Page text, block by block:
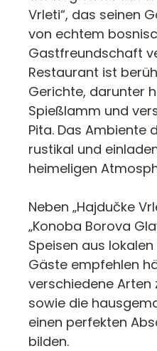
Vrleti“, das seinen
von echtem
Gastfreundschaft
Restaurant ist
Gerichte, darunter
Spießlamm und
Pita. Das Ambiente
rustikal und
heimeligen
Neben „Hajdučke
„Konoba Borova
Speisen aus
Gäste empfehlen
verschiedene Arten
sowie die
einen perfekten
bilden.